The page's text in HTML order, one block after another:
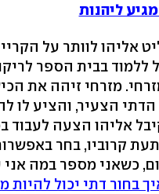
ליהנות
אליהו לוותר על
ללמוד בבית הספר
מזרחי זיהה את
הצעיר, והציע לו
אליהו הצעה לעבוד
קרוביו, בחר
כשאני מספר במה אני
בחור דתי יכול להיות